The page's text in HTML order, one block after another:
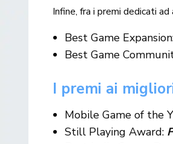
Infine, fra i premi dedicati
Best Game
Best Game
I premi ai
Mobile Game of the
Still Playing Award: